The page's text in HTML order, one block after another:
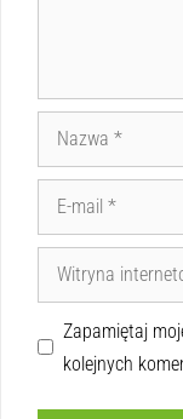
Zapamiętaj
kolejnych